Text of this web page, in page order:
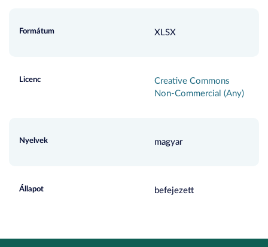
Formátum XLSX
Licenc
Creative Commons
Non-Commercial (Any)
Nyelvek magyar
Állapot befejezett